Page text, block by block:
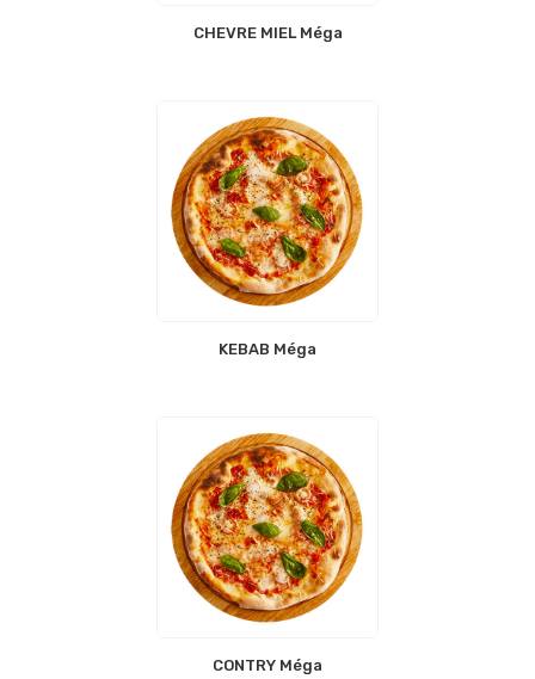
CHEVRE MIEL Méga
KEBAB Méga
CONTRY Méga